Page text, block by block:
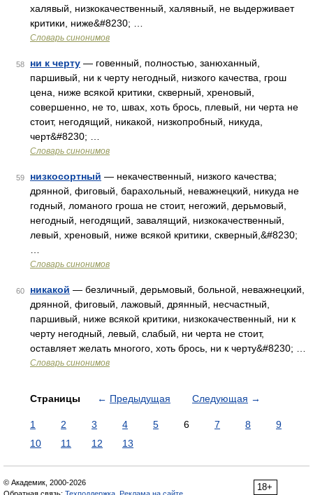
халявый, низкокачественный, халявный, не выдерживает
критики, ниже&#8230; …
Словарь синонимов
58 ни к черту — говенный, полностью, занюханный,
паршивый, ни к черту негодный, низкого качества, грош
цена, ниже всякой критики, скверный, хреновый,
совершенно, не то, швах, хоть брось, плевый, ни черта не
стоит, негодящий, никакой, низкопробный, никуда,
черт&#8230; …
Словарь синонимов
59 низкосортный — некачественный, низкого качества;
дрянной, фиговый, барахольный, неважнецкий, никуда не
годный, ломаного гроша не стоит, негожий, дерьмовый,
негодный, негодящий, завалящий, низкокачественный,
левый, хреновый, ниже всякой критики, скверный,&#8230;
Словарь синонимов
60 никакой — безличный, дерьмовый, больной, неважнецкий,
дрянной, фиговый, лажовый, дрянный, несчастный,
паршивый, ниже всякой критики, низкокачественный, ни к
черту негодный, левый, слабый, ни черта не стоит,
оставляет желать многого, хоть брось, ни к черту&#8230; …
Словарь синонимов
Страницы ← Предыдущая Следующая →
1 2 3 4 5 6 7 8
9
10
11 12 13
18+
© Академик, 2000-2026